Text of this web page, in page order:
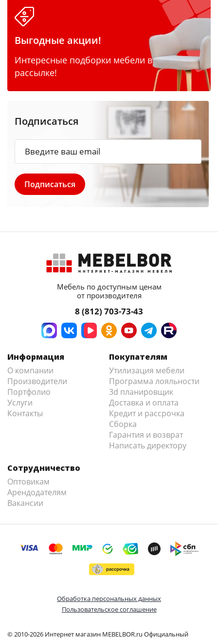
Выгодные акции!
Интересные подборки мебели в
рассылке!
Подписаться
Мебель по доступным ценам
от производителя
8 (812) 703-73-43
Информация
О компании
Производители
Портфолио
Услуги
Контакты
Покупателям
Утилизация мебели
Программа лояльности
3d планировщик
Доставка и оплата
Кредит и рассрочка
Сборка
Гарантия и возврат
Написать директору
Сотрудничество
Оптовикам
Арендодателям
Вакансии
© 2010-2026 Интернет магазин MEBELBOR.ru Официальный
Обработка персональных данных
Пользовательское соглашение